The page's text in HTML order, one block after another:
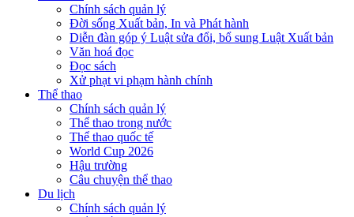
Chính sách quản lý
Đời sống Xuất bản, In và Phát hành
Diễn đàn góp ý Luật sửa đổi, bổ sung Luật Xuất bản
Văn hoá đọc
Đọc sách
Xử phạt vi phạm hành chính
Thể thao
Chính sách quản lý
Thể thao trong nước
Thể thao quốc tế
World Cup 2026
Hậu trường
Câu chuyện thể thao
Du lịch
Chính sách quản lý